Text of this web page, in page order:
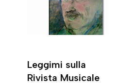
Leggimi sulla
Rivista Musicale